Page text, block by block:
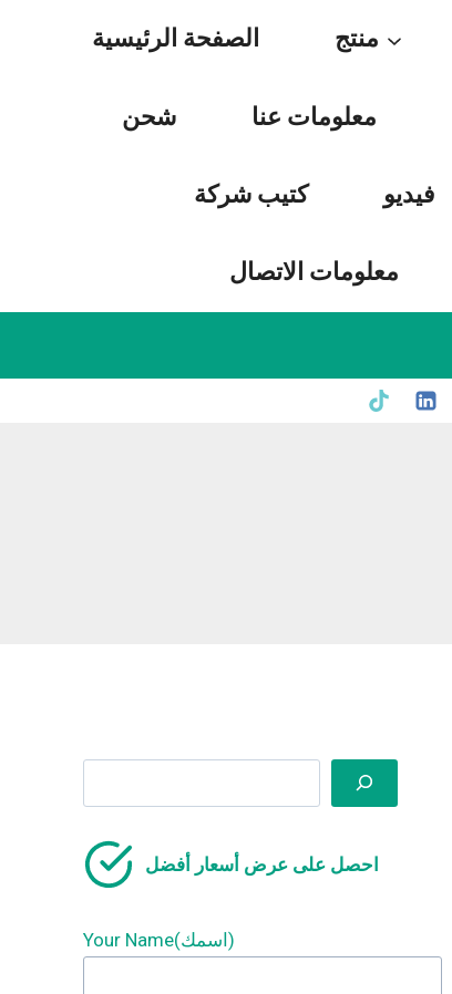
الصفحة الرئيسية منتج
شحن معلومات عنا
كتيب شركة فيديو
معلومات الاتصال
احصل على عرض أسعار أفضل
Your Name(اسمك)